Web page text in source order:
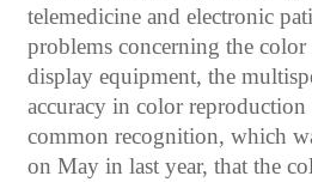
telemedicine and electronic
problems concerning the
display equipment, the
accuracy in color
common recognition, which
on May in last year, that the